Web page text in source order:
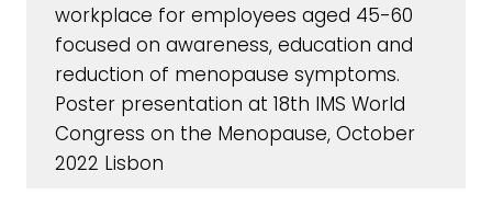
workplace for employees aged 45-60
focused on awareness, education and
reduction of menopause symptoms.
Poster presentation at 18th IMS World
Congress on the Menopause, October
2022 Lisbon